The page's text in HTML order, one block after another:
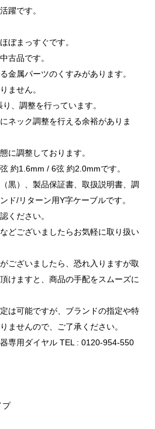
躍です。
ぼまっすぐです。
古品です。
金属パーツのくすみがあります。
ません。
、調整を行っています。
ネック調整を行える余裕がありま
に調整しております。
約1.6mm / 6弦 約2.0mmです。
黒）、製品保証書、取扱説明書、調
ド/リターン用Y字ケーブルです。
ください。
どございましたらお気軽に取り扱い
ございましたら、恐れ入りますが取
けますと、商品の手配をスムーズに
は可能ですが、ブランドの指定や特
ませんので、ご了承ください。
用ダイヤル TEL : 0120-954-550
プ